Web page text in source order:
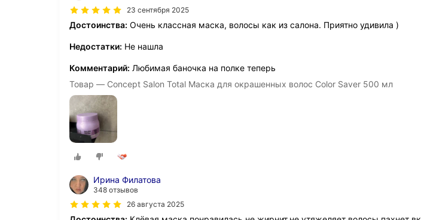
23 сентября 2025
Достоинства: Очень классная маска, волосы как из салона. Приятно удивила )
Недостатки: Не нашла
Комментарий: Любимая баночка на полке теперь
Товар — Concept Salon Total Маска для окрашенных волос Color Saver 500 мл
Ирина Филатова
348 отзывов
26 августа 2025